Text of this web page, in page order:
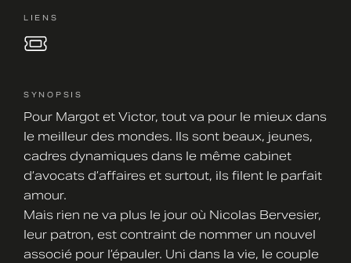
LIENS
SYNOPSIS
Pour Margot et Victor, tout va pour le mieux dans
le meilleur des mondes. Ils sont beaux, jeunes,
cadres dynamiques dans le même cabinet
d’avocats d’affaires et surtout, ils filent le parfait
amour.
Mais rien ne va plus le jour où Nicolas Bervesier,
leur patron, est contraint de nommer un nouvel
associé pour l’épauler. Uni dans la vie, le couple